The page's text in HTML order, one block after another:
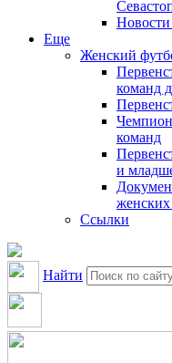
Новости
Еще
Женский
команд
команд
и
Ссылки
Найти